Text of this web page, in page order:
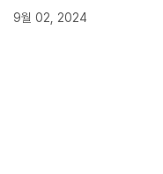
9월 02, 2024